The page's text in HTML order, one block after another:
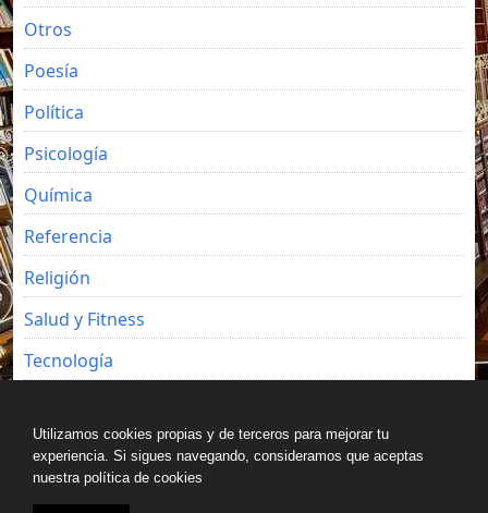
Otros
Poesía
Política
Psicología
Química
Referencia
Religión
Salud y Fitness
Tecnología
Utilizamos cookies propias y de terceros para mejorar tu
experiencia. Si sigues navegando, consideramos que aceptas
nuestra política de cookies